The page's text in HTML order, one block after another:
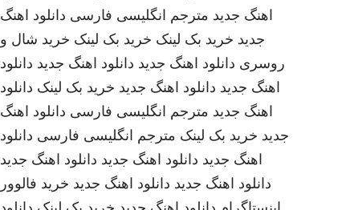
اهنگ جدید مترجم انگلیسی فارسی دانلود اهنگ
جدید خرید بک لینک خرید بک لینک خرید شال و
روسری دانلود اهنگ جدید دانلود اهنگ جدید دانلود
اهنگ جدید دانلود اهنگ جدید خرید بک لینک دانلود
اهنگ جدید مترجم انگلیسی فارسی دانلود اهنگ
جدید خرید بک لینک مترجم انگلیسی فارسی دانلود
اهنگ جدید دانلود اهنگ جدید دانلود اهنگ جدید
دانلود اهنگ جدید دانلود اهنگ جدید خرید فالوور